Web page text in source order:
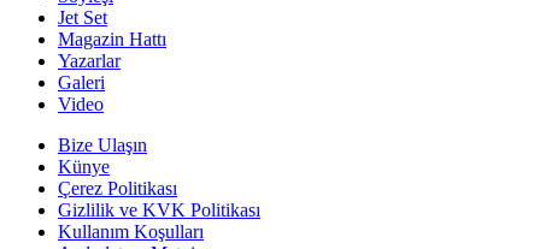
Jet Set
Magazin Hattı
Yazarlar
Galeri
Video
Bize Ulaşın
Künye
Çerez Politikası
Gizlilik ve KVK Politikası
Kullanım Koşulları